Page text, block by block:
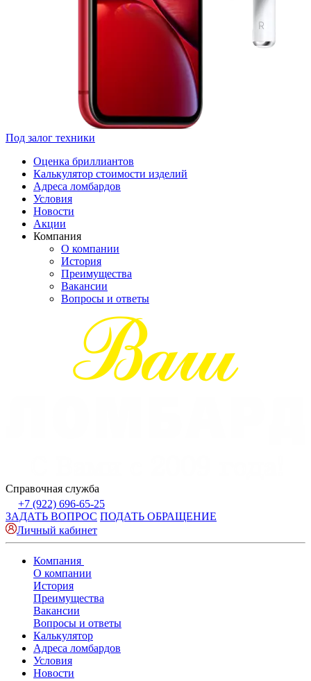
Под залог техники
Оценка бриллиантов
Калькулятор стоимости изделий
Адреса ломбардов
Условия
Новости
Акции
Компания
О компании
История
Преимущества
Вакансии
Вопросы и ответы
Справочная служба
+7 (922) 696-65-25
ЗАДАТЬ ВОПРОС ПОДАТЬ ОБРАЩЕНИЕ
Личный кабинет
Компания
О компании
История
Преимущества
Вакансии
Вопросы и ответы
Калькулятор
Адреса ломбардов
Условия
Новости